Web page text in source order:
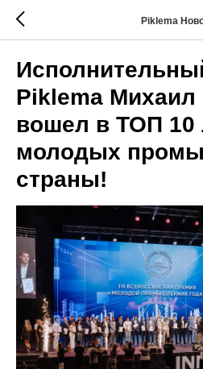
Piklema
Piklema Михаил
вошел в ТОП 10
молодых
страны!